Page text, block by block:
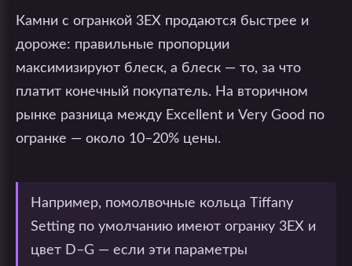
Камни с огранкой 3EX продаются быстрее и
дороже: правильные пропорции
максимизируют блеск, а блеск — то, за что
платит конечный покупатель. На вторичном
рынке разница между Excellent и Very Good по
огранке — около 10–20% цены.
Например, помолвочные кольца Tiffany
Setting по умолчанию имеют огранку 3EX и
цвет D–G — если эти параметры